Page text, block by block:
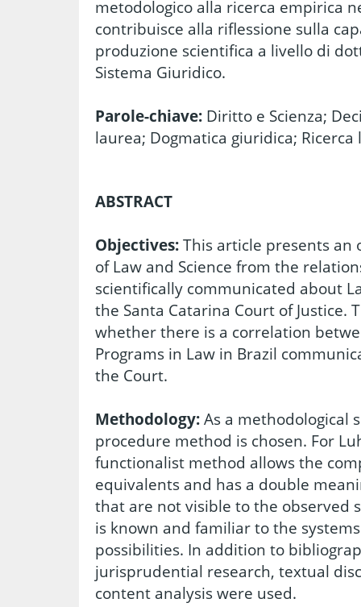
metodologico alla ricerca empirica
contribuisce alla riflessione sulla
produzione scientifica a livello di
Sistema Giuridico.
Parole-chiave: Diritto e Scienza;
laurea; Dogmatica giuridica; Ricerca
ABSTRACT
Objectives:This article presents an
of Law and Science from the
scientifically communicated about
the Santa Catarina Court of Justice.
whether there is a correlation
Programs in Law in Brazil
the Court.
Methodology:As a methodological
procedure method is chosen. For
functionalist method allows the
equivalents and has a double
that are not visible to the observed
is known and familiar to the
possibilities. In addition to
jurisprudential research, textual
content analysis were used.